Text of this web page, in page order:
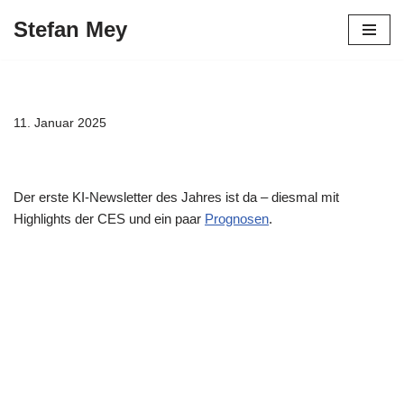
Stefan Mey
11. Januar 2025
Der erste KI-Newsletter des Jahres ist da – diesmal mit
Highlights der CES und ein paar Prognosen.